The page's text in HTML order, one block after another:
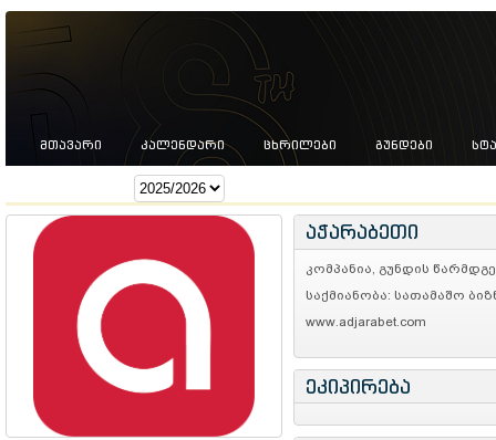
ᲛᲗᲐᲕᲐᲠᲘ ᲙᲐᲚᲔᲜᲓᲐᲠᲘ ᲪᲮᲠᲘᲚᲔᲑᲘ ᲒᲣᲜᲓᲔᲑᲘ
აჭარაბეთი
კომპანია, გუნდის
საქმიანობა: სათამაშო
www.adjarabet.com
ეკიპირება